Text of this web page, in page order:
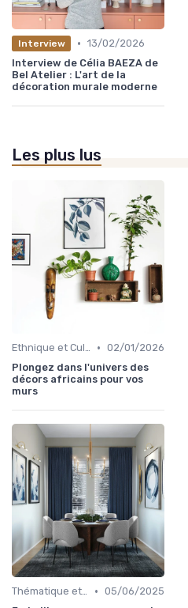
Interview • 13/02/2026
Interview de Célia BAEZA de
Bel Atelier : L'art de la
décoration murale moderne
Les plus lus
Ethnique et Culturel • 02/01/2026
Plongez dans l'univers des
décors africains pour vos
murs
Thématique et Artistique • 05/06/2025